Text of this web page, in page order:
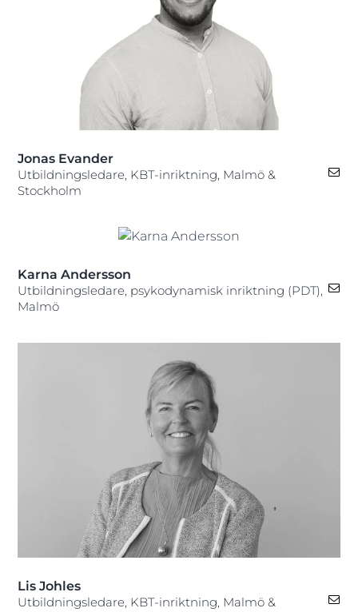
Jonas Evander
Utbildningsledare, KBT-inriktning, Malmö &
Stockholm
Karna Andersson
Utbildningsledare, psykodynamisk inriktning (PDT),
Malmö
Lis Johles
Utbildningsledare, KBT-inriktning, Malmö &